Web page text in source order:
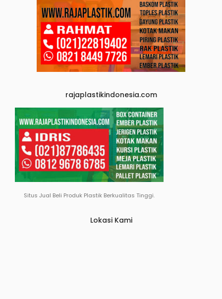
rajaplastikindonesia.com
Situs Jual Beli Produk Plastik Berkualitas Tinggi.
Lokasi Kami